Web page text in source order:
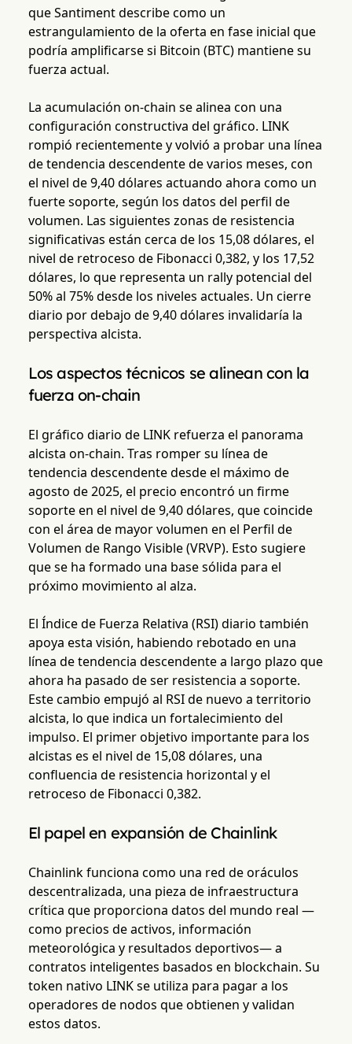
que Santiment describe como un
estrangulamiento de la oferta en fase inicial que
podría amplificarse si Bitcoin (BTC) mantiene su
fuerza actual.
La acumulación on-chain se alinea con una
configuración constructiva del gráfico. LINK
rompió recientemente y volvió a probar una línea
de tendencia descendente de varios meses, con
el nivel de 9,40 dólares actuando ahora como un
fuerte soporte, según los datos del perfil de
volumen. Las siguientes zonas de resistencia
significativas están cerca de los 15,08 dólares, el
nivel de retroceso de Fibonacci 0,382, y los 17,52
dólares, lo que representa un rally potencial del
50% al 75% desde los niveles actuales. Un cierre
diario por debajo de 9,40 dólares invalidaría la
perspectiva alcista.
Los aspectos técnicos se alinean con la
fuerza on-chain
El gráfico diario de LINK refuerza el panorama
alcista on-chain. Tras romper su línea de
tendencia descendente desde el máximo de
agosto de 2025, el precio encontró un firme
soporte en el nivel de 9,40 dólares, que coincide
con el área de mayor volumen en el Perfil de
Volumen de Rango Visible (VRVP). Esto sugiere
que se ha formado una base sólida para el
próximo movimiento al alza.
El Índice de Fuerza Relativa (RSI) diario también
apoya esta visión, habiendo rebotado en una
línea de tendencia descendente a largo plazo que
ahora ha pasado de ser resistencia a soporte.
Este cambio empujó al RSI de nuevo a territorio
alcista, lo que indica un fortalecimiento del
impulso. El primer objetivo importante para los
alcistas es el nivel de 15,08 dólares, una
confluencia de resistencia horizontal y el
retroceso de Fibonacci 0,382.
El papel en expansión de Chainlink
Chainlink funciona como una red de oráculos
descentralizada, una pieza de infraestructura
crítica que proporciona datos del mundo real —
como precios de activos, información
meteorológica y resultados deportivos— a
contratos inteligentes basados en blockchain. Su
token nativo LINK se utiliza para pagar a los
operadores de nodos que obtienen y validan
estos datos.